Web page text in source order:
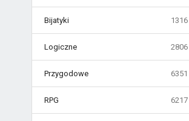
Bijatyki 1316
Logiczne 2806
Przygodowe 6351
RPG 6217